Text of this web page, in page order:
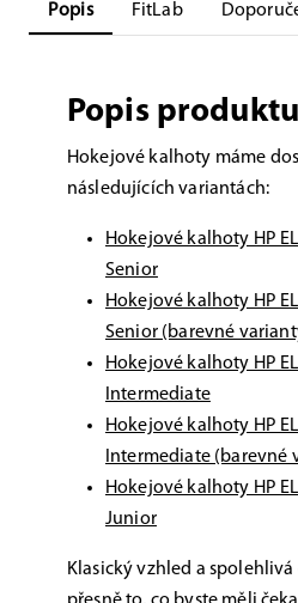
Popis FitLab
Popis produktu
Hokejové kalhoty máme
následujících variantách:
Hokejové kalhoty HP
Senior
Hokejové kalhoty HP
Senior (barevné
Hokejové kalhoty HP
Intermediate
Hokejové kalhoty HP
Intermediate (barevné
Hokejové kalhoty HP
Junior
Klasický vzhled a